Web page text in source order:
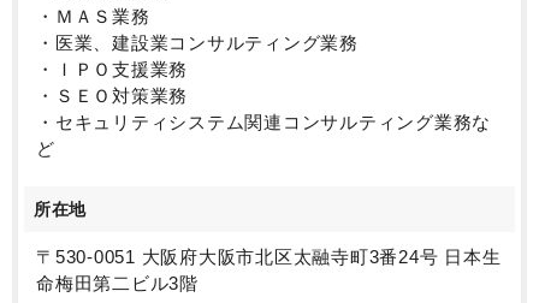
・ＭＡＳ業務
・医業、建設業コンサルティング業務
・ＩＰＯ支援業務
・ＳＥＯ対策業務
・セキュリティシステム関連コンサルティング業務な
ど
所在地
〒530-0051 大阪府大阪市北区太融寺町3番24号 日本生
命梅田第二ビル3階